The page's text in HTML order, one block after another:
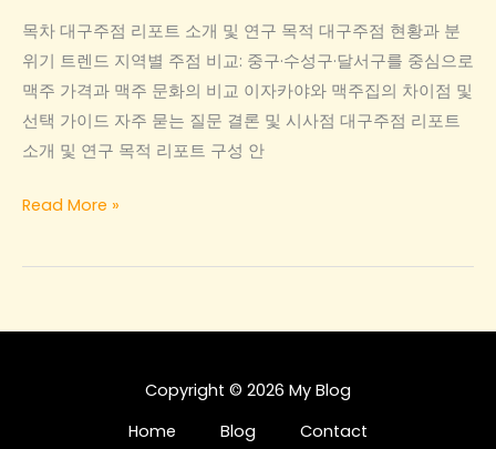
목차 대구주점 리포트 소개 및 연구 목적 대구주점 현황과 분
위기 트렌드 지역별 주점 비교: 중구·수성구·달서구를 중심으로
맥주 가격과 맥주 문화의 비교 이자카야와 맥주집의 차이점 및
선택 가이드 자주 묻는 질문 결론 및 시사점 대구주점 리포트
소개 및 연구 목적 리포트 구성 안
대
주
Read More »
Copyright © 2026 My Blog
Home
Blog Contact